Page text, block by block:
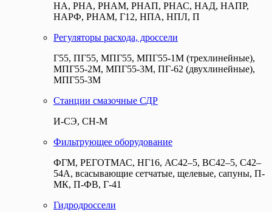
НА, РНА, РНАМ, РНАП, РНАС, НАД, НАПР,
НАРФ, РНАМ, Г12, НПА, НПЛ, П
Регуляторы расхода, дроссели
Г55, ПГ55, МПГ55, МПГ55-1М (трехлинейные),
МПГ55-2М, МПГ55-3М, ПГ-62 (двухлинейные),
МПГ55-3М
Станции смазочные СДР
И-СЭ, СН-М
Фильтрующее оборудование
ФГМ, РЕГОТМАС, НГ16, АС42–5, ВС42–5, С42–
54А, всасывающие сетчатые, щелевые, сапуны, П-
МК, П-ФВ, Г-41
Гидродроссели